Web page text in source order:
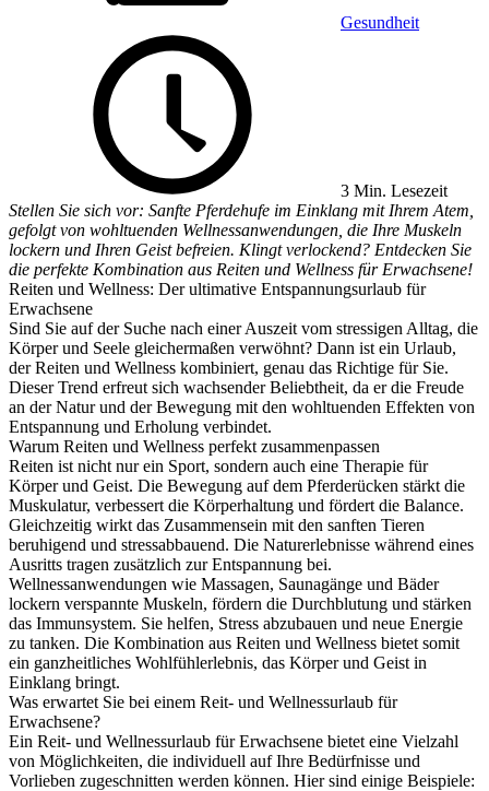
Gesundheit
3 Min. Lesezeit
Stellen Sie sich vor: Sanfte Pferdehufe im Einklang mit Ihrem Atem,
gefolgt von wohltuenden Wellnessanwendungen, die Ihre Muskeln
lockern und Ihren Geist befreien. Klingt verlockend? Entdecken Sie
die perfekte Kombination aus Reiten und Wellness für Erwachsene!
Reiten und Wellness: Der ultimative Entspannungsurlaub für
Erwachsene
Sind Sie auf der Suche nach einer Auszeit vom stressigen Alltag, die
Körper und Seele gleichermaßen verwöhnt? Dann ist ein Urlaub,
der Reiten und Wellness kombiniert, genau das Richtige für Sie.
Dieser Trend erfreut sich wachsender Beliebtheit, da er die Freude
an der Natur und der Bewegung mit den wohltuenden Effekten von
Entspannung und Erholung verbindet.
Warum Reiten und Wellness perfekt zusammenpassen
Reiten ist nicht nur ein Sport, sondern auch eine Therapie für
Körper und Geist. Die Bewegung auf dem Pferderücken stärkt die
Muskulatur, verbessert die Körperhaltung und fördert die Balance.
Gleichzeitig wirkt das Zusammensein mit den sanften Tieren
beruhigend und stressabbauend. Die Naturerlebnisse während eines
Ausritts tragen zusätzlich zur Entspannung bei.
Wellnessanwendungen wie Massagen, Saunagänge und Bäder
lockern verspannte Muskeln, fördern die Durchblutung und stärken
das Immunsystem. Sie helfen, Stress abzubauen und neue Energie
zu tanken. Die Kombination aus Reiten und Wellness bietet somit
ein ganzheitliches Wohlfühlerlebnis, das Körper und Geist in
Einklang bringt.
Was erwartet Sie bei einem Reit- und Wellnessurlaub für
Erwachsene?
Ein Reit- und Wellnessurlaub für Erwachsene bietet eine Vielzahl
von Möglichkeiten, die individuell auf Ihre Bedürfnisse und
Vorlieben zugeschnitten werden können. Hier sind einige Beispiele: